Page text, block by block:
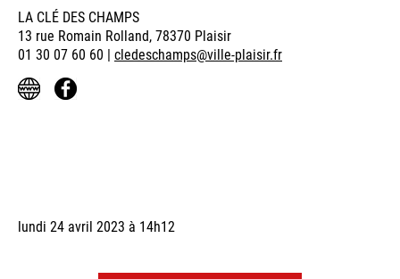
LA CLÉ DES CHAMPS
13 rue Romain Rolland, 78370 Plaisir
01 30 07 60 60 | cledeschamps@ville-plaisir.fr
lundi 24 avril 2023 à 14h12